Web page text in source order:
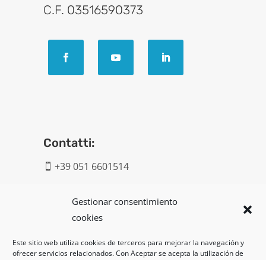
Gestionar consentimiento
cookies
Este sitio web utiliza cookies de terceros para mejorar la navegación y
ofrecer servicios relacionados. Con Aceptar se acepta la utilización de
C.F. 03516590373
Contatti:
 +39 051 6601514